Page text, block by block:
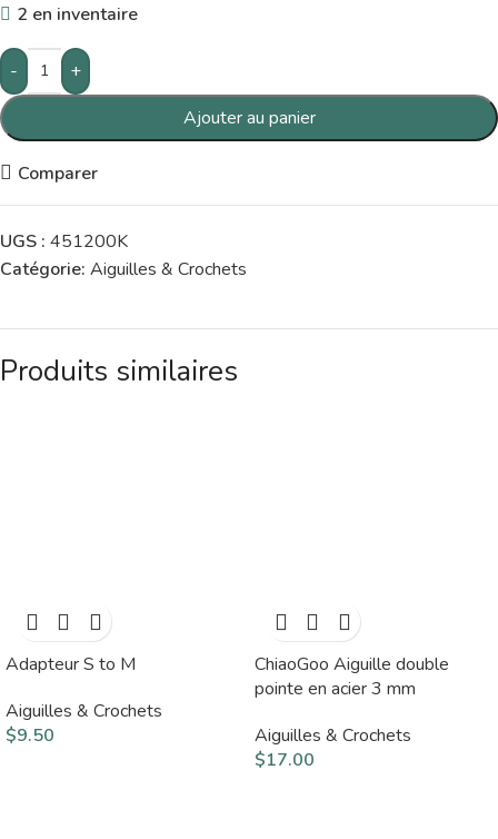
2 en inventaire
-
+
Ajouter au panier
Comparer
UGS : 451200K
Catégorie: Aiguilles & Crochets
Produits similaires
Adapteur S to M
Aiguilles & Crochets
$9.50
ChiaoGoo Aiguille double
pointe en acier 3 mm
Aiguilles & Crochets
$17.00